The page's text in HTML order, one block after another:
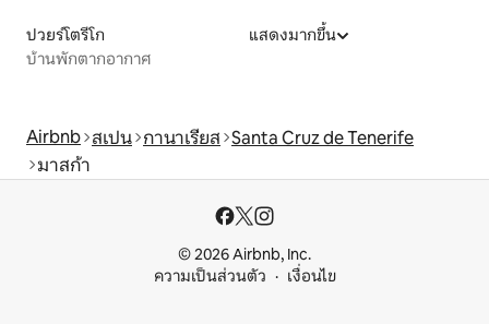
ปวยร์โตรีโก
บ้านพักตากอากาศ
แสดงมากขึ้น
Airbnb สเปน กานาเรียส Santa Cruz de Tenerife
มาสก้า
© 2026 Airbnb, Inc.
ความเป็นส่วนตัว
เงื่อนไข